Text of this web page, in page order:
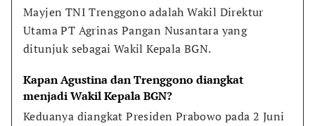
Mayjen TNI Trenggono adalah Wakil Direktur
Utama PT Agrinas Pangan Nusantara yang
ditunjuk sebagai Wakil Kepala BGN.
Kapan Agustina dan Trenggono diangkat
menjadi Wakil Kepala BGN?
Keduanya diangkat Presiden Prabowo pada 2 Juni